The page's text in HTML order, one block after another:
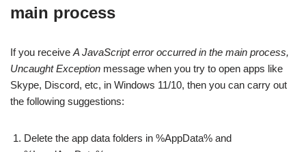
main process
If you receive A JavaScript error occurred in the main process,
Uncaught Exception message when you try to open apps like
Skype, Discord, etc, in Windows 11/10, then you can carry out
the following suggestions:
Delete the app data folders in %AppData% and